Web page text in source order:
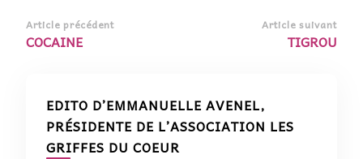
Article précédent
COCAINE
Article suivant
TIGROU
EDITO D’EMMANUELLE AVENEL,
PRÉSIDENTE DE L’ASSOCIATION LES
GRIFFES DU COEUR